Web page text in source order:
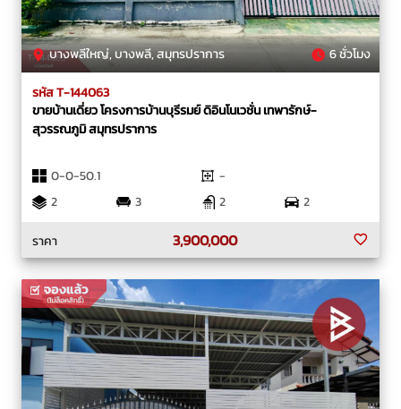
บางพลีใหญ่, บางพลี, สมุทรปราการ 6 ชั่วโมง
รหัส T-144063
ขายบ้านเดี่ยว โครงการบ้านบุรีรมย์ ดิอินโนเวชั่น เทพารักษ์-
สุวรรณภูมิ สมุทรปราการ
0-0-50.1
-
2
3 2
2
ราคา
3,900,000